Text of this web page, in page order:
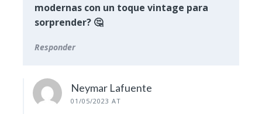
modernas con un toque vintage para
sorprender? 🤔
Responder
Neymar Lafuente
01/05/2023 AT